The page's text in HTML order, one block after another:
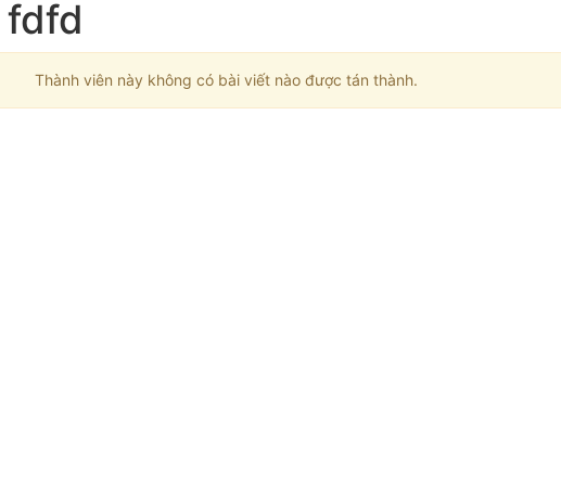
fdfd
Thành viên này không có bài viết nào được tán thành.